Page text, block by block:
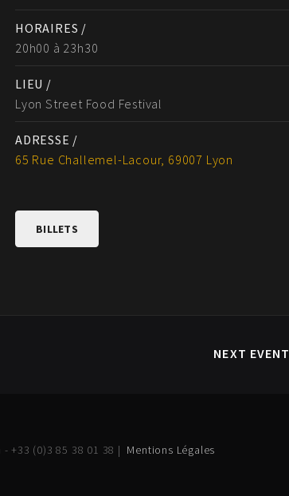
HORAIRES /
20h00 à 23h30
LIEU /
Lyon Street Food Festival
ADRESSE /
65 Rue Challemel-Lacour, 69007 Lyon
BILLETS
NEXT EVENT
+33 (0)3 85 38 01 38 | Mentions Légales